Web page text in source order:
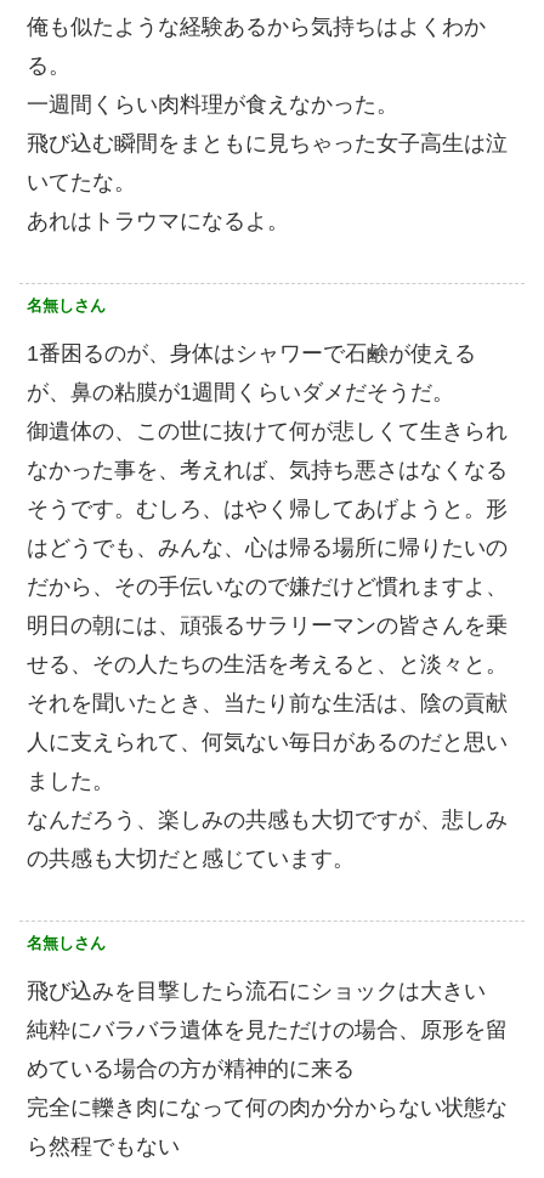
俺も似たような経験あるから気持ちはよくわか
る。
一週間くらい肉料理が食えなかった。
飛び込む瞬間をまともに見ちゃった女子高生は泣
いてたな。
あれはトラウマになるよ。
名無しさん
1番困るのが、身体はシャワーで石鹸が使える
が、鼻の粘膜が1週間くらいダメだそうだ。
御遺体の、この世に抜けて何が悲しくて生きられ
なかった事を、考えれば、気持ち悪さはなくなる
そうです。むしろ、はやく帰してあげようと。形
はどうでも、みんな、心は帰る場所に帰りたいの
だから、その手伝いなので嫌だけど慣れますよ、
明日の朝には、頑張るサラリーマンの皆さんを乗
せる、その人たちの生活を考えると、と淡々と。
それを聞いたとき、当たり前な生活は、陰の貢献
人に支えられて、何気ない毎日があるのだと思い
ました。
なんだろう、楽しみの共感も大切ですが、悲しみ
の共感も大切だと感じています。
名無しさん
飛び込みを目撃したら流石にショックは大きい
純粋にバラバラ遺体を見ただけの場合、原形を留
めている場合の方が精神的に来る
完全に轢き肉になって何の肉か分からない状態な
ら然程でもない